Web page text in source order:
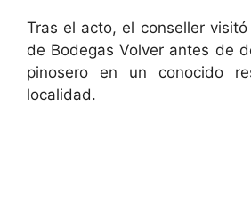
Tras el acto, el conseller
de Bodegas Volver antes de
pinosero en un conocido
localidad.